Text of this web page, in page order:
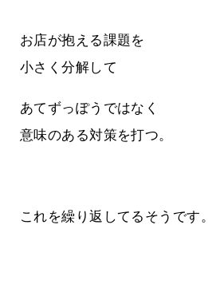
お店が抱える課題を
小さく分解して
あてずっぽうではなく
意味のある対策を打つ。
これを繰り返してるそうです。